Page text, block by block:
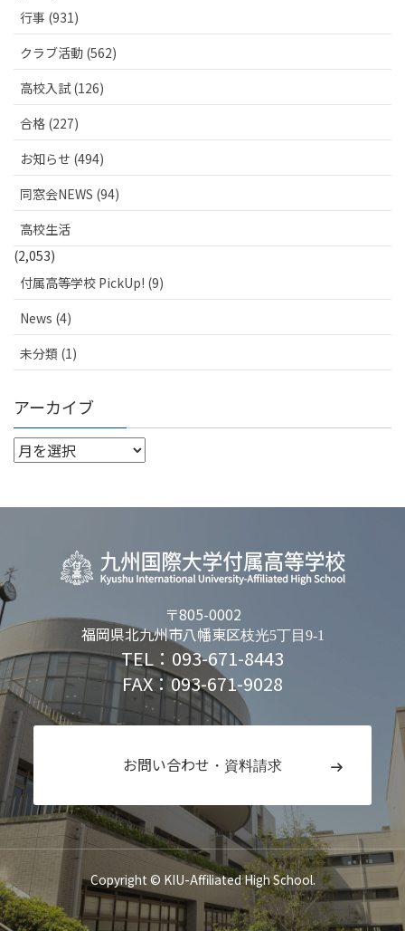
行事 (931)
クラブ活動 (562)
高校入試 (126)
合格 (227)
お知らせ (494)
同窓会NEWS (94)
高校生活
(2,053)
付属高等学校 PickUp! (9)
News (4)
未分類 (1)
アーカイブ
〒805-0002
福岡県北九州市八幡東区枝光5丁目9-1
TEL：093-671-8443
FAX：093-671-9028
お問い合わせ ・資料請求
Copyright © KIU-Affiliated High School.